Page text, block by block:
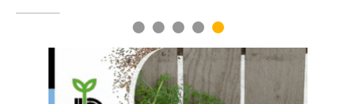
1 2 3 4 5